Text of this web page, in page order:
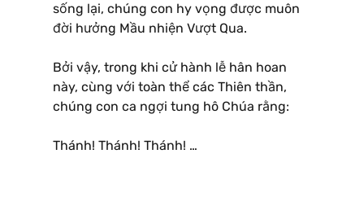
sống lại, chúng con hy vọng được muôn
đời hưởng Mầu nhiện Vượt Qua.
Bởi vậy, trong khi cử hành lễ hân hoan
này, cùng với toàn thể các Thiên thần,
chúng con ca ngợi tung hô Chúa rằng:
Thánh! Thánh! Thánh! …